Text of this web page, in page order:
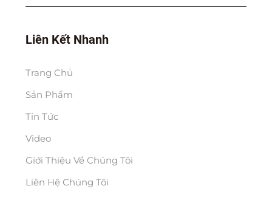
Liên Kết Nhanh
Trang Chủ
Sản Phẩm
Tin Tức
Video
Giới Thiệu Về Chúng Tôi
Liên Hệ Chúng Tôi